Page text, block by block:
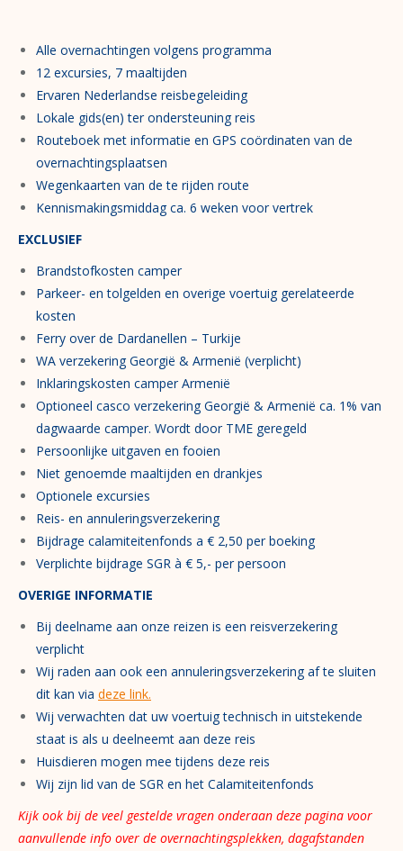
Alle overnachtingen volgens programma
12 excursies, 7 maaltijden
Ervaren Nederlandse reisbegeleiding
Lokale gids(en) ter ondersteuning reis
Routeboek met informatie en GPS coördinaten van de
overnachtingsplaatsen
Wegenkaarten van de te rijden route
Kennismakingsmiddag ca. 6 weken voor vertrek
EXCLUSIEF
Brandstofkosten camper
Parkeer- en tolgelden en overige voertuig gerelateerde
kosten
Ferry over de Dardanellen – Turkije
WA verzekering Georgië & Armenië (verplicht)
Inklaringskosten camper Armenië
Optioneel casco verzekering Georgië & Armenië ca. 1% van
dagwaarde camper. Wordt door TME geregeld
Persoonlijke uitgaven en fooien
Niet genoemde maaltijden en drankjes
Optionele excursies
Reis- en annuleringsverzekering
Bijdrage calamiteitenfonds a € 2,50 per boeking
Verplichte bijdrage SGR à € 5,- per persoon
OVERIGE INFORMATIE
Bij deelname aan onze reizen is een reisverzekering
verplicht
Wij raden aan ook een annuleringsverzekering af te sluiten
dit kan via deze link.
Wij verwachten dat uw voertuig technisch in uitstekende
staat is als u deelneemt aan deze reis
Huisdieren mogen mee tijdens deze reis
Wij zijn lid van de SGR en het Calamiteitenfonds
Kijk ook bij de veel gestelde vragen onderaan deze pagina voor
aanvullende info over de overnachtingsplekken, dagafstanden